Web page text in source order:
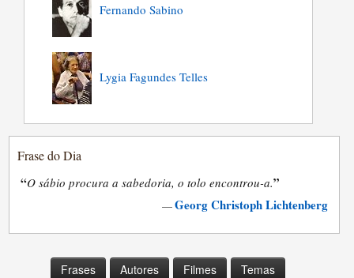
Fernando Sabino
Lygia Fagundes Telles
Frase do Dia
“O sábio procura a sabedoria, o tolo encontrou-a.”
—Georg Christoph Lichtenberg
Frases Autores Filmes Temas